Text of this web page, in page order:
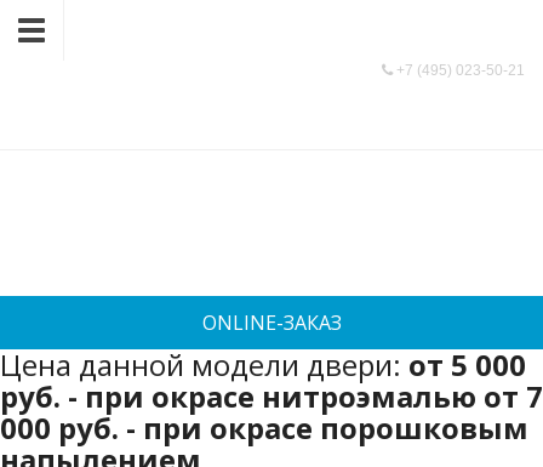
+7 (495) 023-50-21
ONLINE-ЗАКАЗ
Цена данной модели двери: от 5 000
руб. - при окрасе нитроэмалью от 7
000 руб. - при окрасе порошковым